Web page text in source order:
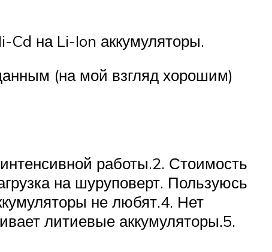
Cd на Li-Ion аккумуляторы.
(на мой взгляд хорошим)
работы.2. Стоимость
на шуруповерт. Пользуюсь
не любят.4. Нет
литиевые аккумуляторы.5.